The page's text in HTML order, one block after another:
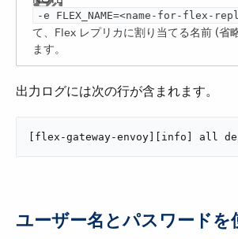
-e ​FLEX_NAME​=<name-for-flex-
て、Flex レプリカに割り当てる名前 (省
ます。
出力ログには次の行が含まれます。
[flex-gateway-envoy][info] all
ユーザー名とパスワードを